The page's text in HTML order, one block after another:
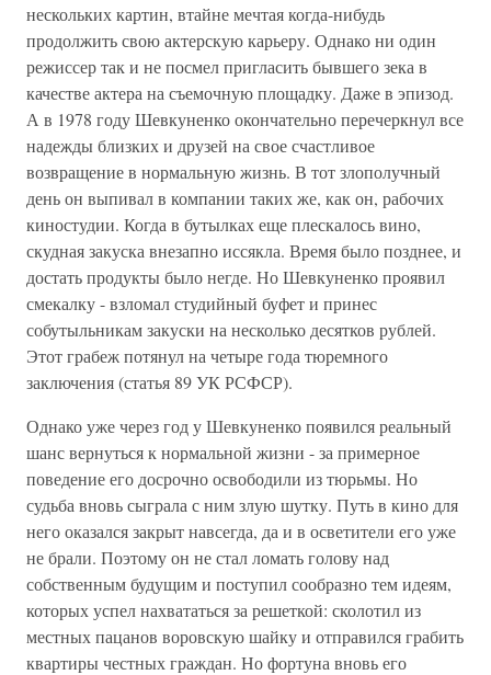
нескольких картин, втайне мечтая когда-нибудь
продолжить свою актерскую карьеру. Однако ни один
режиссер так и не посмел пригласить бывшего зека в
качестве актера на съемочную площадку. Даже в эпизод.
А в 1978 году Шевкуненко окончательно перечеркнул все
надежды близких и друзей на свое счастливое
возвращение в нормальную жизнь. В тот злополучный
день он выпивал в компании таких же, как он, рабочих
киностудии. Когда в бутылках еще плескалось вино,
скудная закуска внезапно иссякла. Время было позднее, и
достать продукты было негде. Но Шевкуненко проявил
смекалку - взломал студийный буфет и принес
собутыльникам закуски на несколько десятков рублей.
Этот грабеж потянул на четыре года тюремного
заключения (статья 89 УК РСФСР).
Однако уже через год у Шевкуненко появился реальный
шанс вернуться к нормальной жизни - за примерное
поведение его досрочно освободили из тюрьмы. Но
судьба вновь сыграла с ним злую шутку. Путь в кино для
него оказался закрыт навсегда, да и в осветители его уже
не брали. Поэтому он не стал ломать голову над
собственным будущим и поступил сообразно тем идеям,
которых успел нахвататься за решеткой: сколотил из
местных пацанов воровскую шайку и отправился грабить
квартиры честных граждан. Но фортуна вновь его